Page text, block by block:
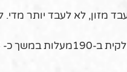
מזון, לא לעבד יותר
ומזהיב.